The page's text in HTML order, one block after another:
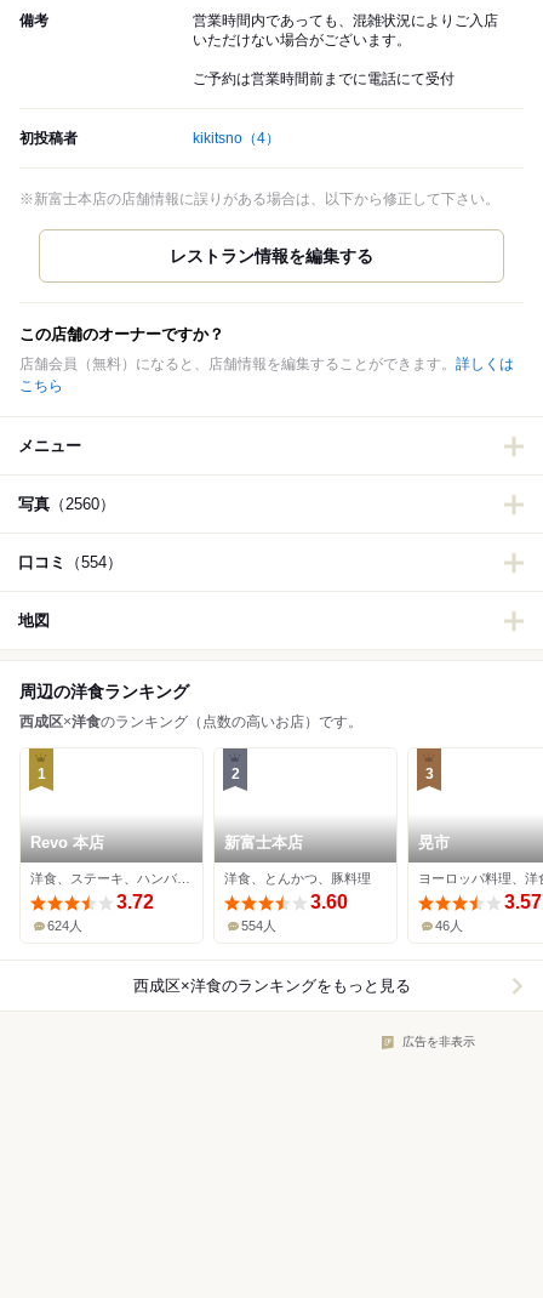
備考
営業時間内であっても、混雑状況によりご入店
いただけない場合がございます。
ご予約は営業時間前までに電話にて受付
初投稿者 kikitsno （4）
※新富士本店の店舗情報に誤りがある場合は、以下から修正して下さい。
この店舗のオーナーですか？
店舗会員（無料）になると、店舗情報を編集することができます。 詳しくは
こちら
メニュー
写真 （2560）
口コミ （554）
地図
周辺の洋食ランキング
西成区×洋食のランキング（点数の高いお店）です。
1
Revo 本店
3.72
624人
2
新富士本店
洋食、とんかつ、豚料理
3.60
554人
3
晃市
3.57
46人
西成区×洋食のランキングをもっと見る
広告を非表示